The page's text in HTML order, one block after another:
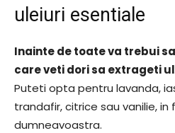
uleiuri esentiale
Inainte de toate va trebui
care veti dori sa extrageti
Puteti opta pentru lavanda,
trandafir, citrice sau vanilie,
dumneavoastra.